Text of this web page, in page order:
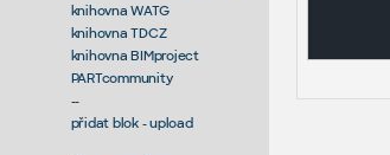
knihovna WATG
knihovna TDCZ
knihovna BIMproject
PARTcommunity
--
přidat blok - upload